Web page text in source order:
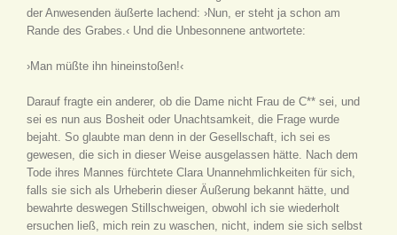
der Anwesenden äußerte lachend: ›Nun, er steht ja schon am
Rande des Grabes.‹ Und die Unbesonnene antwortete:
›Man müßte ihn hineinstoßen!‹
Darauf fragte ein anderer, ob die Dame nicht Frau de C** sei, und
sei es nun aus Bosheit oder Unachtsamkeit, die Frage wurde
bejaht. So glaubte man denn in der Gesellschaft, ich sei es
gewesen, die sich in dieser Weise ausgelassen hätte. Nach dem
Tode ihres Mannes fürchtete Clara Unannehmlichkeiten für sich,
falls sie sich als Urheberin dieser Äußerung bekannt hätte, und
bewahrte deswegen Stillschweigen, obwohl ich sie wiederholt
ersuchen ließ, mich rein zu waschen, nicht, indem sie sich selbst